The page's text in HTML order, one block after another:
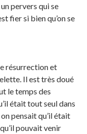
pervers qui se
fier si bien qu’on se
résurrection et
Il est très doué
le temps des
était tout seul dans
pensait qu’il était
pouvait venir